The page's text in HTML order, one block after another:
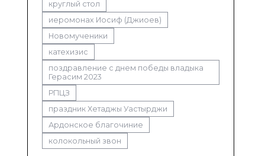
круглый стол
иеромонах Иосиф (Джиоев)
Новомученики
катехизис
поздравление с днем победы владыка
Герасим 2023
РПЦЗ
праздник Хетаджы Уастырджи
Ардонское благочиние
колокольный звон